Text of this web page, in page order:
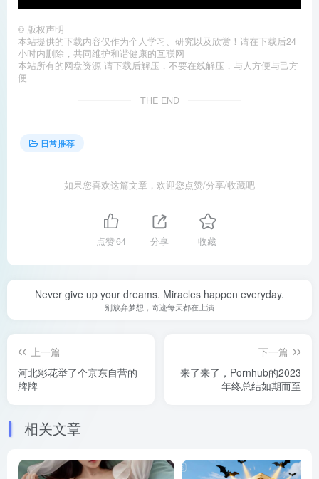
© 版权声明
本站提供的下载内容仅作为个人学习、研究以及欣赏！请在下载后24
小时内删除，共同维护和谐健康的互联网
本站所有的网盘资源 请下载后解压，不要在线解压，与人方便与己方
便
THE END
日常推荐
如果您喜欢这篇文章，欢迎您点赞/分享/收藏吧
点赞64 分享 收藏
Never give up your dreams. Miracles happen everyday.
别放弃梦想，奇迹每天都在上演
上一篇
河北彩花举了个京东自营的
牌牌
下一篇
来了来了，Pornhub的2023
年终总结如期而至
相关文章